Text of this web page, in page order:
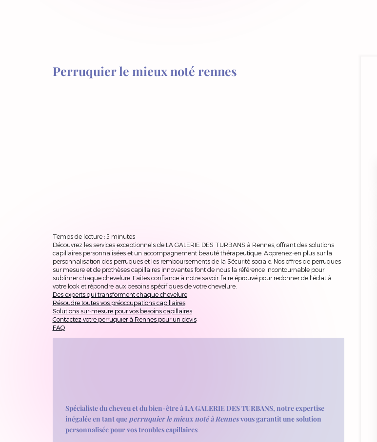
Perruquier le mieux noté rennes
Temps de lecture : 5 minutes
Découvrez les services exceptionnels de LA GALERIE DES TURBANS à Rennes, offrant des solutions
capillaires personnalisées et un accompagnement beauté thérapeutique. Apprenez-en plus sur la
personnalisation des perruques et les remboursements de la Sécurité sociale. Nos offres de perruques
sur mesure et de prothèses capillaires innovantes font de nous la référence incontournable pour
sublimer chaque chevelure. Faites confiance à notre savoir-faire éprouvé pour redonner de l'éclat à
votre look et répondre aux besoins spécifiques de votre chevelure.
Des experts qui transforment chaque chevelure
Résoudre toutes vos préoccupations capillaires
Solutions sur-mesure pour vos besoins capillaires
Contactez votre perruquier à Rennes pour un devis
FAQ
Spécialiste du cheveu et du bien-être à LA GALERIE DES TURBANS, notre expertise
inégalée en tant que perruquier le mieux noté à Rennesvous garantit une solution
personnalisée pour vos troubles capillaires